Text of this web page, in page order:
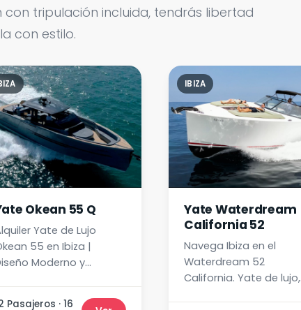
tripulación incluida, tendrás libertad
con estilo.
Okean 55 Q
Yate de Lujo
55 en Ibiza |
Moderno y
Pasajeros · 16
IBIZA
Yate Waterdream
California 52
Navega Ibiza en el
Waterdream 52
California. Yate de lujo,